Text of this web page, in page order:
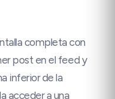
completa con
post en el feed y
inferior de la
acceder a una